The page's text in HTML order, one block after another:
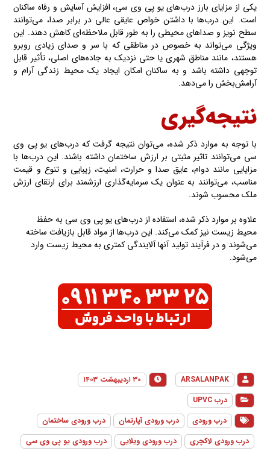
یکی از مزایای بارز درب‌های یو پی وی سی، افزایش آسایش و رفاه ساکنان
است. این درب‌ها با داشتن خواص عایقی عالی در برابر صدا، می‌توانند
سطح نویز و صداهای محیطی را به طور قابل ملاحظه‌ای کاهش دهند. این
ویژگی می‌تواند به خصوص در مناطقی که با سر و صدای زیادی روبرو
هستند، مانند مناطق شهری یا حتی نزدیک به جاده‌های اصلی، تأثیر قابل
توجهی داشته باشد و به ساکنان امکان ایجاد یک محیط زندگی آرام و
آرامش‌بخش را می‌دهد.
نتیجه‌گیری
با توجه به موارد ذکر شده، می‌توان نتیجه گرفت که درب‌های یو پی وی
سی می‌توانند تاثیر مثبتی بر ارزش ساختمان داشته باشند. این درب‌ها با
مزایایی مانند دوام، عایق صدا و حرارت، امنیت، زیبایی و تنوع و قیمت
مناسب، می‌توانند به عنوان یک سرمایه‌گذاری ارزشمند برای ارتقای ارزش
ملک محسوب شوند.
علاوه بر موارد ذکر شده، استفاده از درب‌های یو پی وی سی به حفظ
محیط زیست نیز کمک می‌کند. این درب‌ها از مواد قابل بازیافت ساخته
می‌شوند و در فرآیند تولید آنها آلایندگی کمتری به محیط زیست وارد
می‌شود.
ARSALANPAK
۳۰ اردیبهشت ۱۴۰۳
درب UPVC
درب ورودی
درب ورودی آپارتمان
درب ورودی ساختمان
درب ورودی لاکچری
درب ورودی ویلایی درب ورودی یو پی وی سی